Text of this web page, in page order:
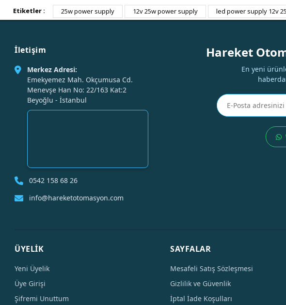
Etiketler : 25w power supply 12v 25w power supply led power supply 12v
İletişim
Merkez Adresi:
Emekyemez Mah. Okçumusa Cd.
Menevşe Han No: 22/163 Kat:2
Beyoğlu - İstanbul
0542 158 68 26
info@hareketotomasyon.com
Hareket
En yeni
ÜYELİK
Yeni Üyelik
Üye Girişi
Şifremi Unuttum
SAYFALAR
Mesafeli Satış Sözleşmesi
Gizlilik ve Güvenlik
İptal İade Koşulları